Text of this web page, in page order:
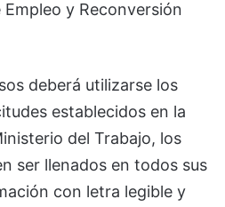
y Reconversión
deberá utilizarse los
establecidos en la
del Trabajo, los
ser llenados en todos sus
con letra legible y